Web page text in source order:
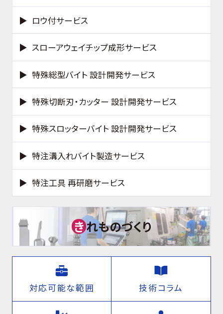
ロウ付サービス
スローアウェイチップ成形サービス
特殊総型バイト 設計開発サービス
特殊切断刃・カッター 設計開発サービス
特殊スロッターバイト 設計開発サービス
特注溝入れバイト製造サービス
特注工具 再研磨サービス
きれものづくり
対応可能な範囲 技術コラム